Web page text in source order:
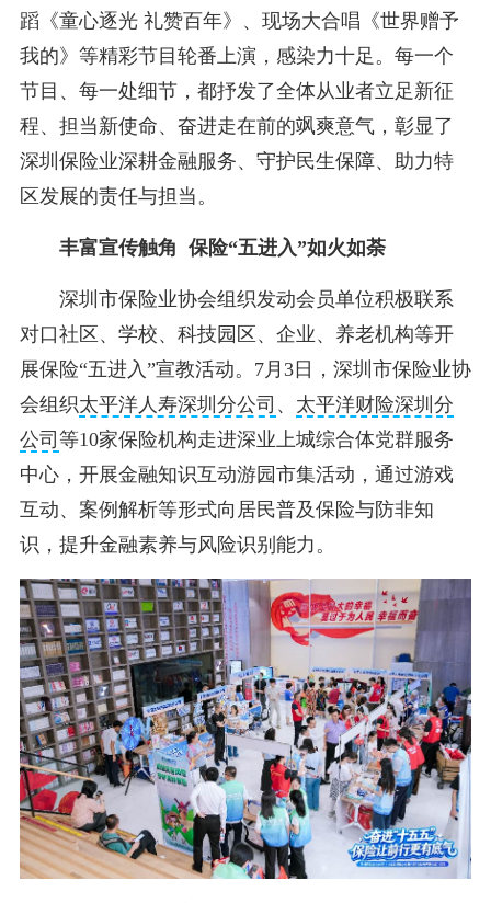
蹈《童心逐光 礼赞百年》、现场大合唱《世界赠予
我的》等精彩节目轮番上演，感染力十足。每一个
节目、每一处细节，都抒发了全体从业者立足新征
程、担当新使命、奋进走在前的飒爽意气，彰显了
深圳保险业深耕金融服务、守护民生保障、助力特
区发展的责任与担当。
丰富宣传触角 保险“五进入”如火如荼
深圳市保险业协会组织发动会员单位积极联系
对口社区、学校、科技园区、企业、养老机构等开
展保险“五进入”宣教活动。7月3日，深圳市保险业协
会组织太平洋人寿深圳分公司 、 太平洋财险深圳分
公司 等10家保险机构走进深业上城综合体党群服务
中心，开展金融知识互动游园市集活动，通过游戏
互动、案例解析等形式向居民普及保险与防非知
识，提升金融素养与风险识别能力。